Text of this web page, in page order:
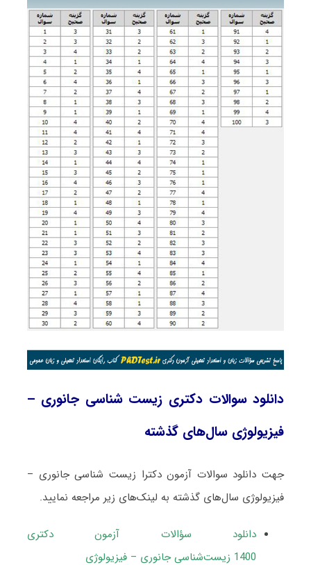
دانلود سوالات دکتری زیست ‌شناسی جانوری –
فیزیولوژی سال‌های گذشته
جهت دانلود سوالات آزمون دکترا زیست ‌شناسی جانوری –
فیزیولوژی سال‌های گذشته به لینک‌های زیر مراجعه نمایید.
دانلود سؤالات آزمون دکتری
1400 زیست‌شناسی جانوری – فیزیولوژی